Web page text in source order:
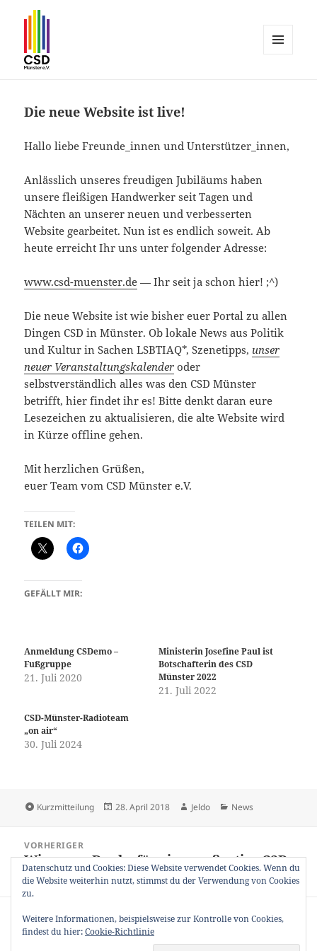
Die neue Website ist live!
Hallo liebe Freunde_innen und Unterstützer_innen,
Anlässlich unseres freudigen Jubiläums haben
unsere fleißigen Handwerker seit Tagen und
Nächten an unserer neuen und verbesserten
Website gearbeitet. Nun ist es endlich soweit. Ab
heute erreicht Ihr uns unter folgender Adresse:
www.csd-muenster.de — Ihr seit ja schon hier! ;^)
Die neue Website ist wie bisher euer Portal zu allen
Dingen CSD in Münster. Ob lokale News aus Politik
und Kultur in Sachen LSBTIAQ*, Szenetipps, unser
neuer Veranstaltungskalender oder
selbstverständlich alles was den CSD Münster
betrifft, hier findet ihr es! Bitte denkt daran eure
Lesezeichen zu aktualisieren, die alte Website wird
in Kürze offline gehen.
Mit herzlichen Grüßen,
euer Team vom CSD Münster e.V.
TEILEN MIT:
GEFÄLLT MIR:
Anmeldung CSDemo –
Fußgruppe
21. Juli 2020
Ministerin Josefine Paul ist
Botschafterin des CSD
Münster 2022
21. Juli 2022
CSD-Münster-Radioteam
„on air“
30. Juli 2024
Format
Kurzmitteilung
Veröffentlicht
28. April 2018 Autor
Jeldo Kategorien
News
VORHERIGER
Vorheriger
Beitrag:
Wir sagen Danke für eine großartige CSD
Saison 2017!
NÄCHSTER
Nächster
CSDemo – „HAPPY PRIDE – everywhere?“
Datenschutz und Cookies: Diese Website verwendet Cookies. Wenn du
die Website weiterhin nutzt, stimmst du der Verwendung von Cookies
zu.
Weitere Informationen, beispielsweise zur Kontrolle von Cookies,
findest du hier:Cookie-Richtlinie